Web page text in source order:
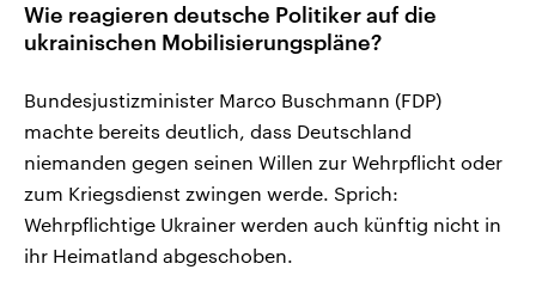
Wie reagieren deutsche Politiker auf die
ukrainischen Mobilisierungspläne?
Bundesjustizminister Marco Buschmann (FDP)
machte bereits deutlich, dass Deutschland
niemanden gegen seinen Willen zur Wehrpflicht oder
zum Kriegsdienst zwingen werde. Sprich:
Wehrpflichtige Ukrainer werden auch künftig nicht in
ihr Heimatland abgeschoben.